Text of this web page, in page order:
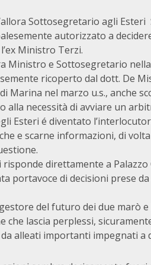
Sottosegretario agli
autorizzato a
Ministro Terzi.
Ministro e Sottosegretario
ricoperto dal dott. De
Marina nel marzo u.s., anche
alla necessità di avviare un
Esteri é diventato
e scarne informazioni, di
direttamente a
portavoce di decisioni prese
del futuro dei due marò
che lascia perplessi,
alleati importanti impegnati a